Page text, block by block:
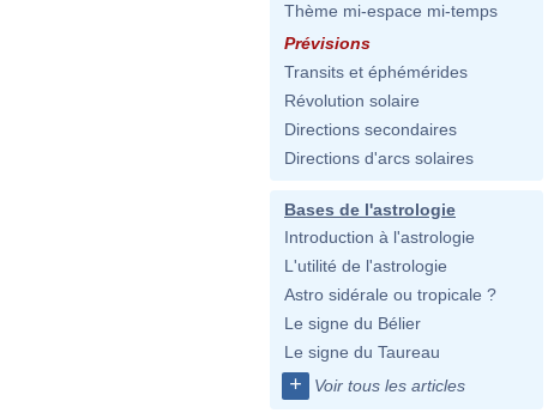
Thème mi-espace mi-temps
Prévisions
Transits et éphémérides
Révolution solaire
Directions secondaires
Directions d'arcs solaires
Bases de l'astrologie
Introduction à l'astrologie
L'utilité de l'astrologie
Astro sidérale ou tropicale ?
Le signe du Bélier
Le signe du Taureau
+ Voir tous les articles